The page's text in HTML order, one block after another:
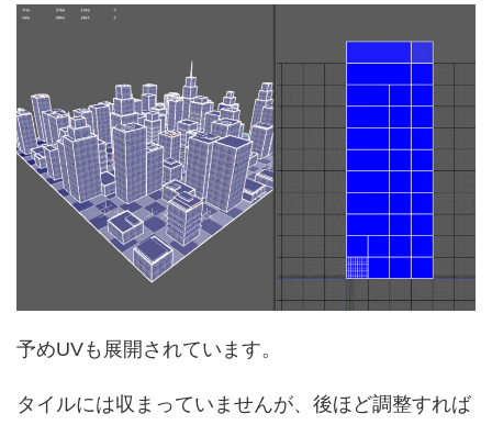
予めUVも展開されています。
タイルには収まっていませんが、後ほど調整すれば